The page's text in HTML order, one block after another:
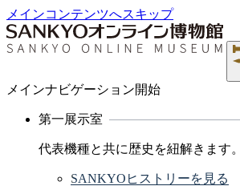
メインコンテンツへスキップ
メインナビゲーション開始
第一展示室
代表機種と共に歴史を紐解きます。
SANKYOヒストリーを見る